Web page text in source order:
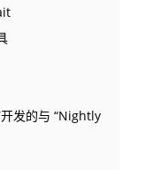
发的与 “Nightly